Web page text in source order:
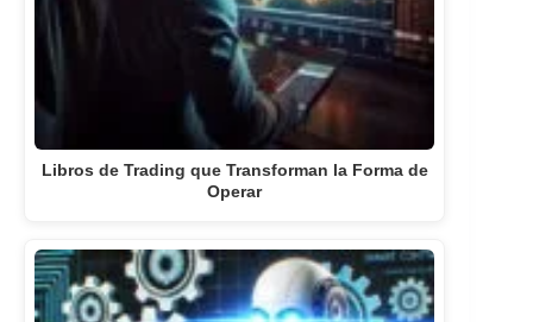
Libros de Trading que Transforman la Forma de
Operar